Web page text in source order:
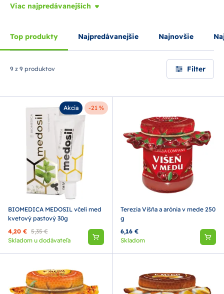
Viac najpredávanejších
Top produkty Najpredávanejšie Najnovšie
9 z 9 produktov Filter
Akcia -21 %
BIOMEDICA MEDOSIL včelí med
kvetový pastový 30g
4,20 € 5,35 €
Skladom u dodávateľa
Terezia Višňa a arónia v mede 250
g
6,16 €
Skladom